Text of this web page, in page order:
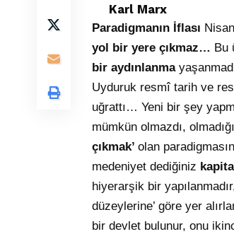
Karl Marx
Paradigmanın İflası
yol bir yere çıkmaz… Bu
bir aydınlanma
Uyduruk resmî tarih ve
uğrattı… Yeni bir şey
mümkün olmazdı,
çıkmak’ olan
medeniyet dediğiniz
hiyerarşik bir
düzeylerine’ göre yer
bir devlet bulunur, onu